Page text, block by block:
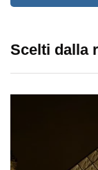
Scelti dalla